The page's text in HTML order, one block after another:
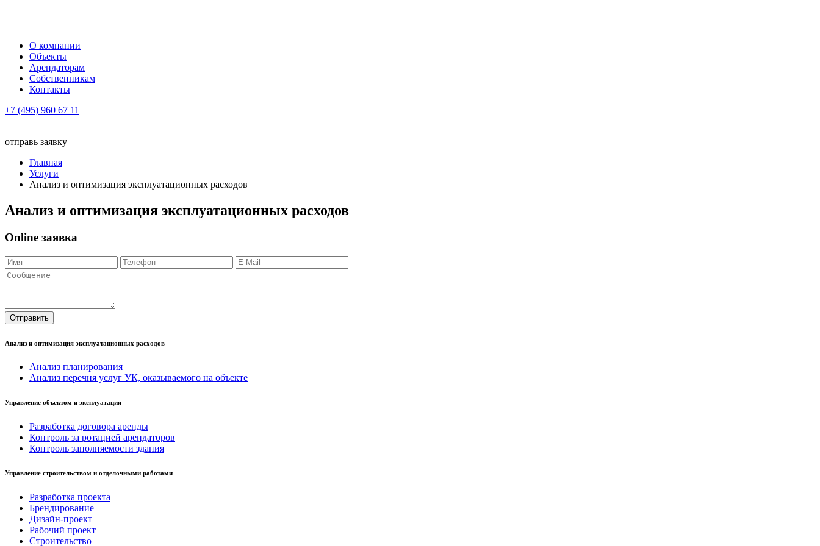
О компании
Объекты
Арендаторам
Собственникам
Контакты
+7 (495) 960 67 11
отправь заявку
Главная
Услуги
Анализ и оптимизация эксплуатационных расходов
Анализ и оптимизация эксплуатационных расходов
Online заявка
Анализ и оптимизация эксплуатационных расходов
Анализ планирования
Анализ перечня услуг УК, оказываемого на объекте
Управление объектом и эксплуатация
Разработка договора аренды
Контроль за ротацией арендаторов
Контроль заполняемости здания
Управление строительством и отделочными работами
Разработка проекта
Брендирование
Дизайн-проект
Рабочий проект
Строительство